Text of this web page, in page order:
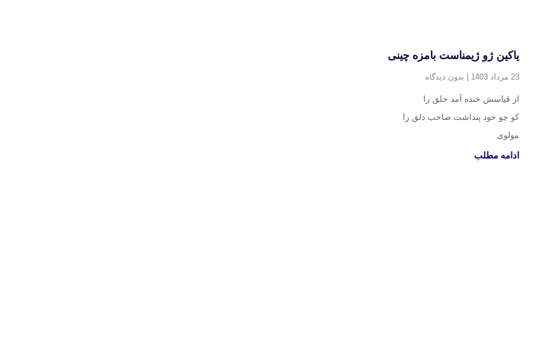
یاکین ژو ژیمناست بامزه چینی
23 مرداد 1403 بدون دیدگاه
از قیاسش خنده آمد خلق را
کو چو خود پنداشت صاحب دلق را
مولوی
ادامه مطلب